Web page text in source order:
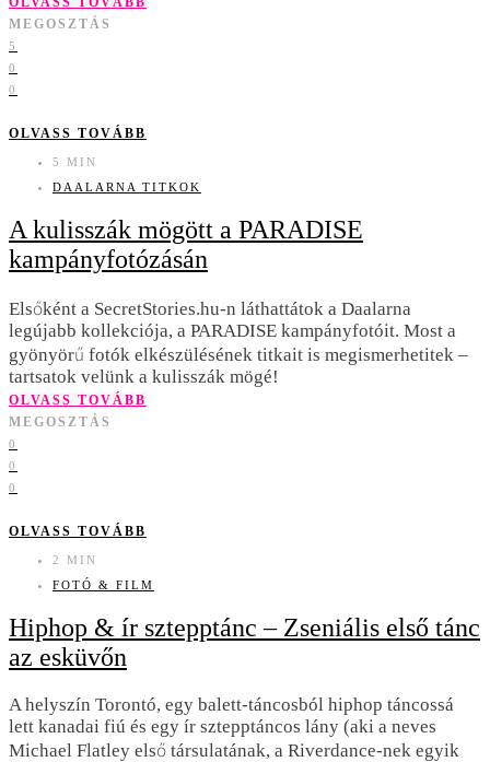
MEGOSZTÁS
5
0
0
OLVASS TOVÁBB
5 MIN
DAALARNA TITKOK
A kulisszák mögött a PARADISE
kampányfotózásán
Elsőként a SecretStories.hu-n láthattátok a Daalarna
legújabb kollekciója, a PARADISE kampányfotóit. Most a
gyönyörű fotók elkészülésének titkait is megismerhetitek –
tartsatok velünk a kulisszák mögé!
OLVASS TOVÁBB
MEGOSZTÁS
0
0
0
OLVASS TOVÁBB
2 MIN
FOTÓ & FILM
Hiphop & ír sztepptánc – Zseniális első tánc
az esküvőn
A helyszín Torontó, egy balett-táncosból hiphop táncossá
lett kanadai fiú és egy ír sztepptáncos lány (aki a neves
Michael Flatley első társulatának, a Riverdance-nek egyik